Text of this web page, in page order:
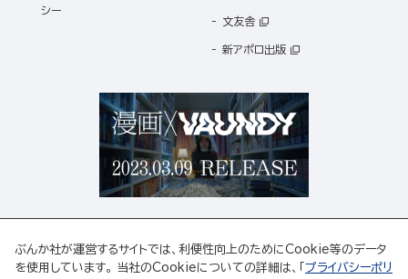
シー
文友舎
新アポロ出版
ぶんか社が運営するサイトでは、利便性向上のためにCookie等のデータ
を使用しています。 当社のCookieについての詳細は、「 プライバシーポリ